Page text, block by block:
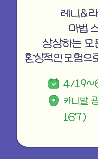
레니&
마법
상상하는 모
환상적인 모험으
4/
카니발
167)
5/3~
*매주 화요일
그랜드 스
에버랜드 App을
신청 후 예약된
예약마감 시 이
3/
퍼레이
(가이
3/22~
퍼레이
(가이